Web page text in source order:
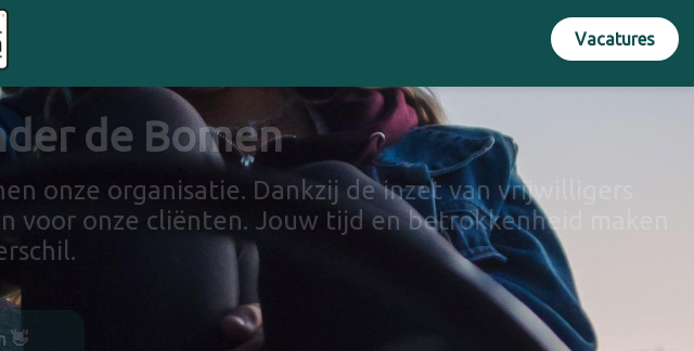
de Bomen
onze organisatie. Dankzij de inzet van vrijwilligers
voor onze cliënten. Jouw tijd en betrokkenheid maken
👋
Vacatures